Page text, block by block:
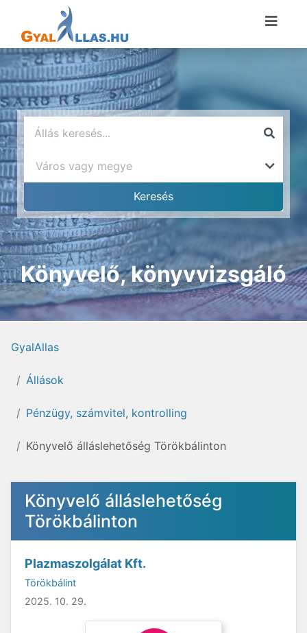
Könyvelő, könyvvizsgáló
GyalAllas
Állások
Pénzügy, számvitel, kontrolling
Könyvelő álláslehetőség Törökbálinton
Könyvelő álláslehetőség
Törökbálinton
Plazmaszolgálat Kft.
Törökbálint
2025. 10. 29.